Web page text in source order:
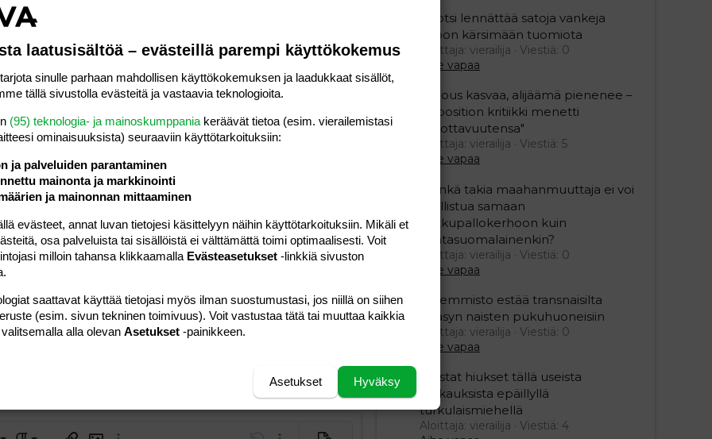
Vastaa
tarkemmin. 31v naimisissa oleva, esikoista
alkuun vauvelille.
vuotta sitten ja töitten ja opiskelujen vuoksi kaikki muu
on jäänyt. Joten - tässähän olisi tilaisuus.
Ruotsi lennättää satoja vankeja
Viroon kärsimään tuomiota
Aloittaja: vierailija
Viestiä: 0
Aihe vapaa
"Talous kasvaa, alijäämä pienenee –
opposition kritiikki menetti
uskottavuutensa"
Aloittaja: vierailija
Viestiä: 5
Aihe vapaa
”Minkä takia maahanmuuttaja ei voi
osallistua samaan
potkupallokerhoon kuin
kantasuomalainenkin?
Aloittaja: vierailija
Viestiä: 0
Aihe vapaa
Vasemmisto estää transnaisilta
pääsyn naisten pukuhuoneisiin
Aloittaja: vierailija
Viestiä: 0
Aihe vapaa
Mustat hiukset tällä useista
raiskauksista epäillyllä
turkulaismiehellä
Aloittaja: vierailija
Viestiä: 4
laatusisältöä – evästeillä parempi käyttökokemus
sinulle parhaan mahdollisen käyttökokemuksen ja laadukkaat sisällöt,
tällä sivustolla evästeitä ja vastaavia teknologioita.
(95) teknologia- ja mainoskumppania keräävät tietoa (esim. vierailemis­tasi
ominaisuuk­sista) seuraaviin käyttötarkoituksiin:
ja palveluiden parantaminen
mainonta ja markkinointi
ja mainonnan mittaaminen
evästeet, annat luvan tietojesi käsittelyyn näihin käyttötarkoituksiin. Mikäli et
osa palveluista tai sisällöistä ei välttämättä toimi optimaalisesti. Voit
milloin tahansa klikkaamalla Evästeasetukset -linkkiä sivuston
saattavat käyttää tietojasi myös ilman suostumustasi, jos niillä on siihen
(esim. sivun tekninen toimivuus). Voit vastustaa tätä tai muuttaa kaikkia
alla olevan Asetukset -painikkeen.
Hyväksy
Asetukset